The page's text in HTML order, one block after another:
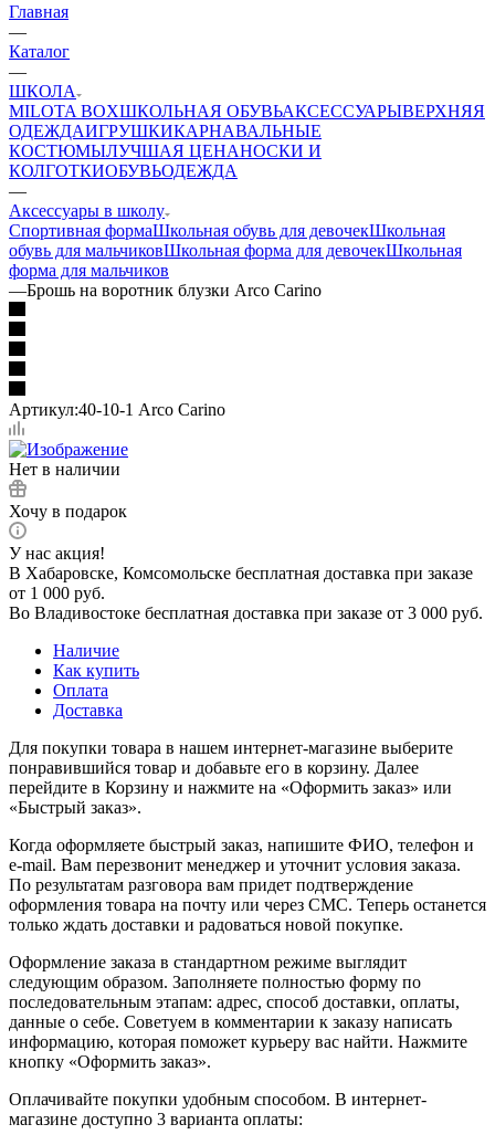
Главная
—
Каталог
—
ШКОЛА
MILOTA BOXШКОЛЬНАЯ ОБУВЬАКСЕССУАРЫВЕРХНЯЯ
ОДЕЖДАИГРУШКИКАРНАВАЛЬНЫЕ
КОСТЮМЫЛУЧШАЯ ЦЕНАНОСКИ И
КОЛГОТКИОБУВЬОДЕЖДА
—
Аксессуары в школу
Спортивная формаШкольная обувь для девочекШкольная
обувь для мальчиковШкольная форма для девочекШкольная
форма для мальчиков
—Брошь на воротник блузки Arco Carino
Артикул:40-10-1 Arco Carino
Нет в наличии
Хочу в подарок
У нас акция!
В Хабаровске, Комсомольске бесплатная доставка при заказе
от 1 000 руб.
Во Владивостоке бесплатная доставка при заказе от 3 000 руб.
Наличие
Как купить
Оплата
Доставка
Для покупки товара в нашем интернет-магазине выберите
понравившийся товар и добавьте его в корзину. Далее
перейдите в Корзину и нажмите на «Оформить заказ» или
«Быстрый заказ».
Когда оформляете быстрый заказ, напишите ФИО, телефон и
e-mail. Вам перезвонит менеджер и уточнит условия заказа.
По результатам разговора вам придет подтверждение
оформления товара на почту или через СМС. Теперь останется
только ждать доставки и радоваться новой покупке.
Оформление заказа в стандартном режиме выглядит
следующим образом. Заполняете полностью форму по
последовательным этапам: адрес, способ доставки, оплаты,
данные о себе. Советуем в комментарии к заказу написать
информацию, которая поможет курьеру вас найти. Нажмите
кнопку «Оформить заказ».
Оплачивайте покупки удобным способом. В интернет-
магазине доступно 3 варианта оплаты: